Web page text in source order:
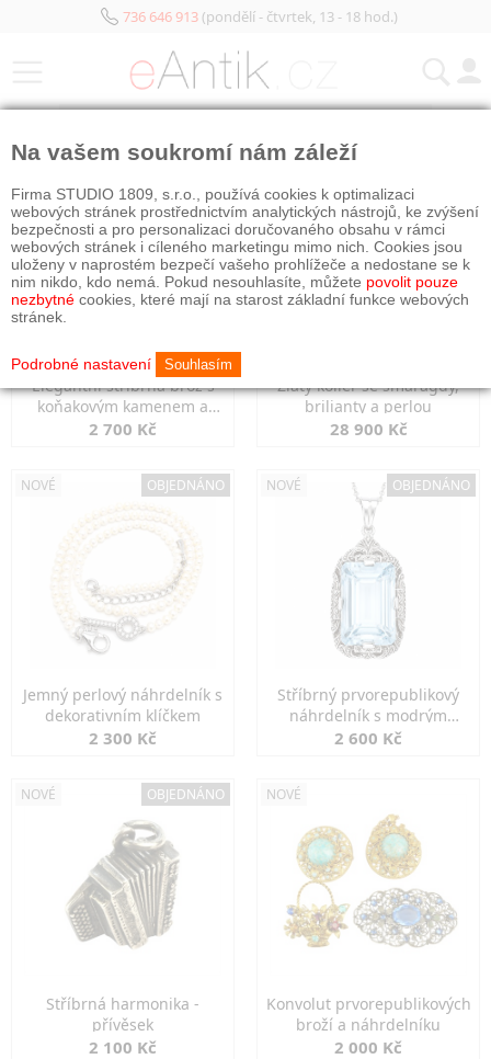
736 646 913(pondělí - čtvrtek, 13 - 18 hod.)
Elegantní stříbrná brož s
koňakovým kamenem a
markazity
2 700 Kč
Zlatý kolier se smaragdy,
brilianty a perlou
28 900 Kč
NOVÉ OBJEDNÁNO
Jemný perlový náhrdelník s
dekorativním klíčkem
2 300 Kč
NOVÉ OBJEDNÁNO
Stříbrný prvorepublikový
náhrdelník s modrým
spinelem
2 600 Kč
NOVÉ OBJEDNÁNO
Stříbrná harmonika -
přívěsek
2 100 Kč
NOVÉ
Konvolut prvorepublikových
broží a náhrdelníku
2 000 Kč
Na vašem soukromí nám záleží
Firma STUDIO 1809, s.r.o., používá cookies k optimalizaci
webových stránek prostřednictvím analytických nástrojů, ke zvýšení
bezpečnosti a pro personalizaci doručovaného obsahu v rámci
webových stránek i cíleného marketingu mimo nich. Cookies jsou
uloženy v naprostém bezpečí vašeho prohlížeče a nedostane se k
nim nikdo, kdo nemá. Pokud nesouhlasíte, můžete povolit pouze
nezbytné cookies, které mají na starost základní funkce webových
stránek.
Podrobné nastavení Souhlasím